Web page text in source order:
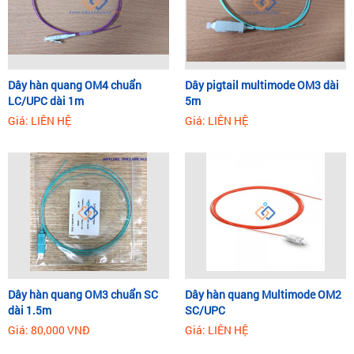
Dây hàn quang OM4 chuẩn
LC/UPC dài 1m
Giá: LIÊN HỆ
Dây pigtail multimode OM3 dài
5m
Giá: LIÊN HỆ
Dây hàn quang OM3 chuẩn SC
dài 1.5m
Giá: 80,000 VNĐ
Dây hàn quang Multimode OM2
SC/UPC
Giá: LIÊN HỆ